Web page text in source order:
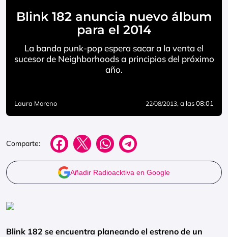
Blink 182 anuncia nuevo álbum
para el 2014
La banda punk-pop espera sacar a la venta el
sucesor de Neighborhoods a principios del próximo
año.
Laura Moreno 22/08/2013, a las 08:01
Comparte:
Añadir Radioacktiva en Google
Blink 182 se encuentra planeando el estreno de un